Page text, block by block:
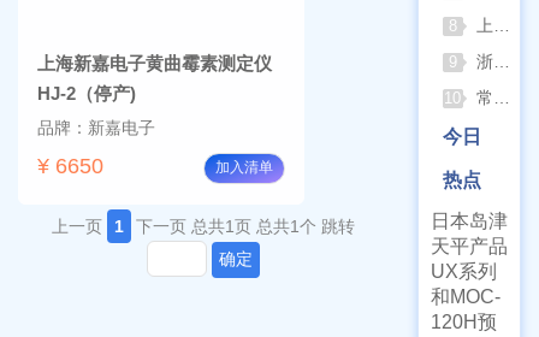
上海新嘉电子黄曲霉素测定仪
HJ-2（停产)
品牌：新嘉电子
¥ 6650 加入清单
上一页 1 下一页 总共1页 总共1个 跳转
确定
8 上海申安灭菌器外排、内排与干燥功能全解析
9 浙江孚夏：打造合规可靠的实验室洁净装备
10 常熟雪科实验室制冰机日常保养要点
今日
热点
日本岛津
天平产品
UX系列
和MOC-
120H预